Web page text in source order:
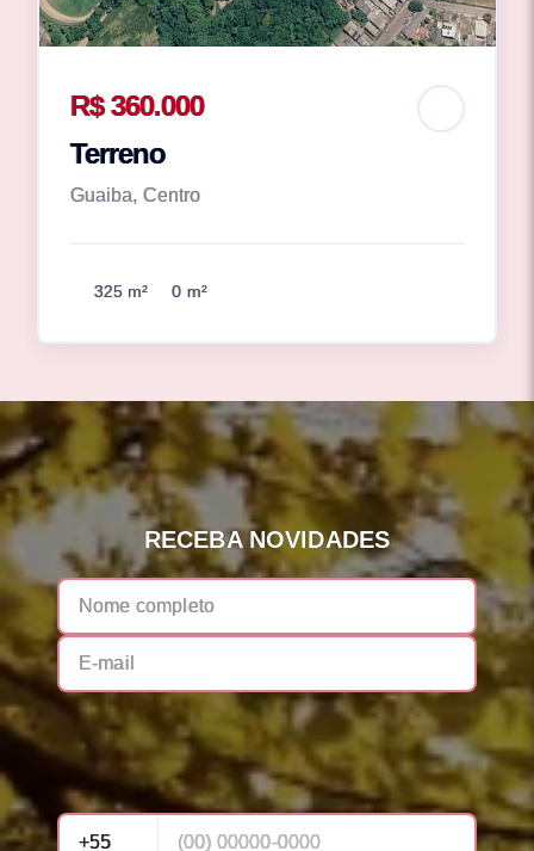
R$ 360.000
Terreno
Guaiba, Centro
325 m² 0 m²
RECEBA NOVIDADES